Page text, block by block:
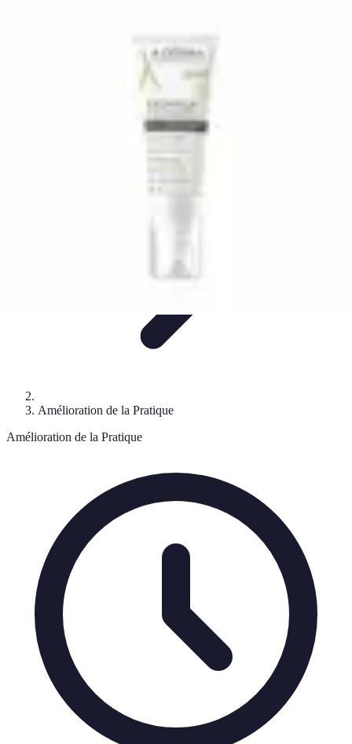
Amélioration de la Pratique
Amélioration de la Pratique